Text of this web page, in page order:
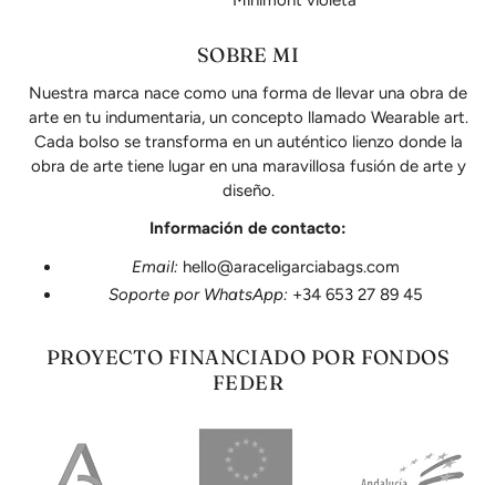
arte.
Parece que apenas cabrá
nada y no es así. El holgado
en su base .
Me encantaría un
intermedio entre los dos
tamaños!
preciosos y llaman la
atención!
Felicidades chicas 🌻
Cristina Gómez Fernández
Fantastico tiene una piel
increible gusta mucho
Rosario Garcia pidal
SOBRE MI
Nuestra marca nace como una forma de llevar una obra de
arte en tu indumentaria, un concepto llamado Wearable art.
Cada bolso se transforma en un auténtico lienzo donde la
obra de arte tiene lugar en una maravillosa fusión de arte y
diseño.
Información de contacto:
Email: hello@araceligarciabags.com
Soporte por WhatsApp: +34 653 27 89 45
PROYECTO FINANCIADO POR FONDOS
FEDER